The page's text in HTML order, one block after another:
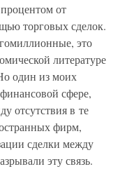
от
торговых сделок.
это
литературе
один из моих
сфере,
отсутствия в те
фирм,
сделки между
эту связь.